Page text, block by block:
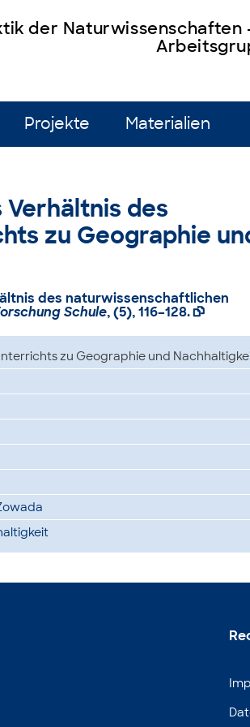
der Naturwissenschaften
Projekte Materialien
Verhältnis des
zu Geographie
des naturwissenschaftlichen
Schule, (5), 116–128. 
zu Geographie und